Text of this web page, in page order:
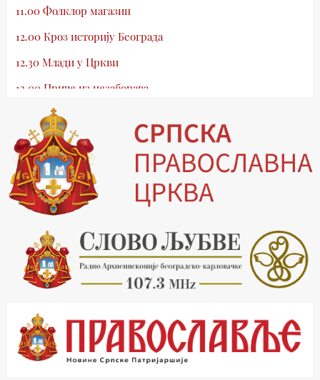
11.00 Фолклор магазин
12.00 Кроз историју Београда
12.30 Млади у Цркви
13.00 Приче из незаборава
13.30 Храм културе
14.00 Питања и одговори
15.03 Беседа Патријарха Порфирија
15.15 Молитве
15.30 Манастири на Косову и Метохији
16.03 Српска историјска читанка
16.30 Тврђаве Дунава
17.03 Бит – емисија Ненада Гугла
17.30 Приче из незаборава
18.03 Врлинослов